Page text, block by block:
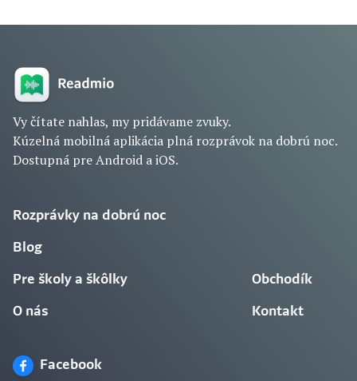
Vy čítate nahlas, my pridávame zvuky.
Kúzelná mobilná aplikácia plná rozprávok na dobrú noc.
Dostupná pre Android a iOS.
Rozprávky na dobrú noc
Blog
Pre školy a škôlky
O nás
Obchodík
Kontakt
Facebook